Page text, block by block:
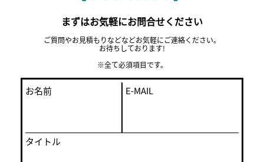
まずはお気軽にお問合せください
ご質問やお見積もりなどなどお気軽にご連絡ください。
お待ちしております!
※全て必須項目です。
お名前 E-MAIL
タイトル